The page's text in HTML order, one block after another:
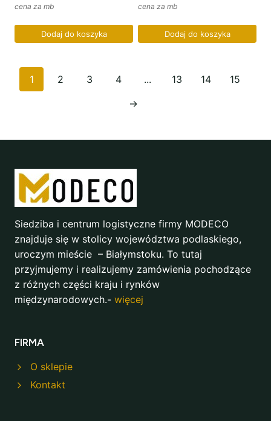
cena za mb
Dodaj do koszyka
cena za mb
Dodaj do koszyka
1 2 3 4 ... 13 14
15
→
Siedziba i centrum logistyczne firmy MODECO
znajduje się w stolicy województwa podlaskiego,
uroczym mieście – Białymstoku. To tutaj
przyjmujemy i realizujemy zamówienia pochodzące
z różnych części kraju i rynków
międzynarodowych.- więcej
FIRMA
O sklepie
Kontakt